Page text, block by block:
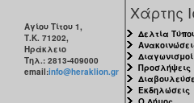
Αγίου Τίτου 1,
Τ.Κ. 71202,
Ηράκλειο
Τηλ.: 2813-409000
email:info@heraklion.gr
Χάρτης
Δελτία
Διαγωνισμοί
Προσλήψεις
Εκδηλώσεις